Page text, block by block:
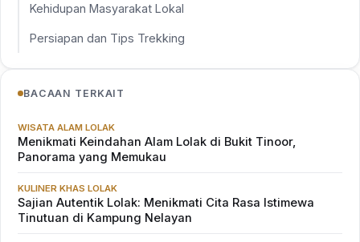
Kehidupan Masyarakat Lokal
Persiapan dan Tips Trekking
BACAAN TERKAIT
WISATA ALAM LOLAK
Menikmati Keindahan Alam Lolak di Bukit Tinoor,
Panorama yang Memukau
KULINER KHAS LOLAK
Sajian Autentik Lolak: Menikmati Cita Rasa Istimewa
Tinutuan di Kampung Nelayan